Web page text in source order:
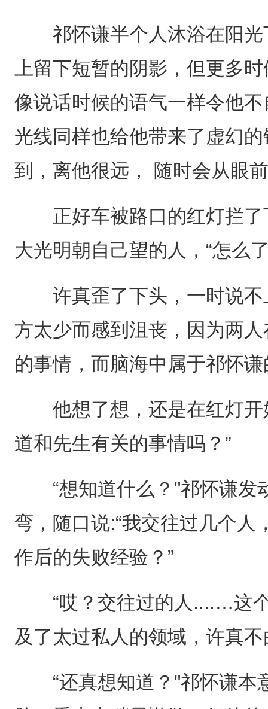
祁怀谦半个人沐浴在阳光
上留下短暂的阴影，但更多
像说话时候的语气一样令他
光线同样也给他带来了虚幻
到，离他很远， 随时会从眼
正好车被路口的红灯拦了
大光明朝自己望的人，“怎么
许真歪了下头，一时说不
方太少而感到沮丧，因为两
的事情，而脑海中属于祁怀
他想了想，还是在红灯开
道和先生有关的事情吗？”
“想知道什么？"祁怀谦发
弯，随口说:“我交往过几个
作后的失败经验？”
“哎？交往过的人....…这个
及了太过私人的领域，许真
“还真想知道？"祁怀谦本